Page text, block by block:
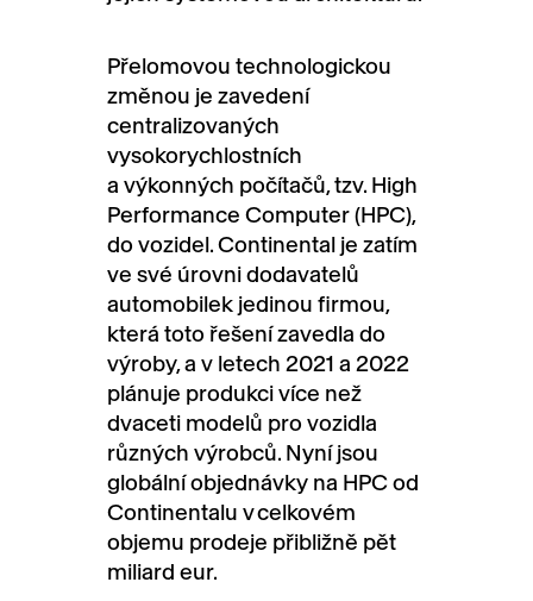
Přelomovou technologickou
změnou je zavedení
centralizovaných
vysokorychlostních
a výkonných počítačů, tzv. High
Performance Computer (HPC),
do vozidel. Continental je zatím
ve své úrovni dodavatelů
automobilek jedinou firmou,
která toto řešení zavedla do
výroby, a v letech 2021 a 2022
plánuje produkci více než
dvaceti modelů pro vozidla
různých výrobců. Nyní jsou
globální objednávky na HPC od
Continentalu v celkovém
objemu prodeje přibližně pět
miliard eur.